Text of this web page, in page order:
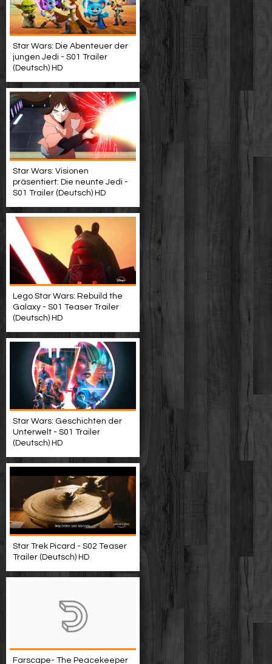
Star Wars: Die Abenteuer der
jungen Jedi - S01 Trailer
(Deutsch) HD
Star Wars: Visionen
präsentiert: Die neunte Jedi -
S01 Trailer (Deutsch) HD
Lego Star Wars: Rebuild the
Galaxy - S01 Teaser Trailer
(Deutsch) HD
Star Wars: Geschichten der
Unterwelt - S01 Trailer
(Deutsch) HD
Star Trek Picard - S02 Teaser
Trailer (Deutsch) HD
Farscape- The Peacekeeper